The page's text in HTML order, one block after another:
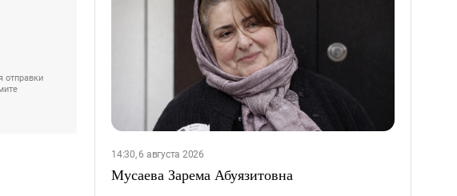
отправки
14:30, 6 августа 2026
Мусаева Зарема Абуязитовна